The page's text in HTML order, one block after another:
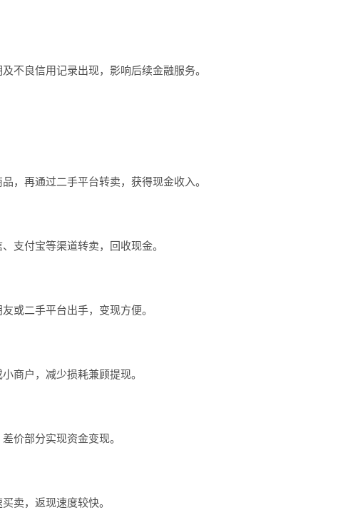
不良信用记录出现，影响后续金融服务。
，再通过二手平台转卖，获得现金收入。
支付宝等渠道转卖，回收现金。
或二手平台出手，变现方便。
商户，减少损耗兼顾提现。
价部分实现资金变现。
卖，返现速度较快。